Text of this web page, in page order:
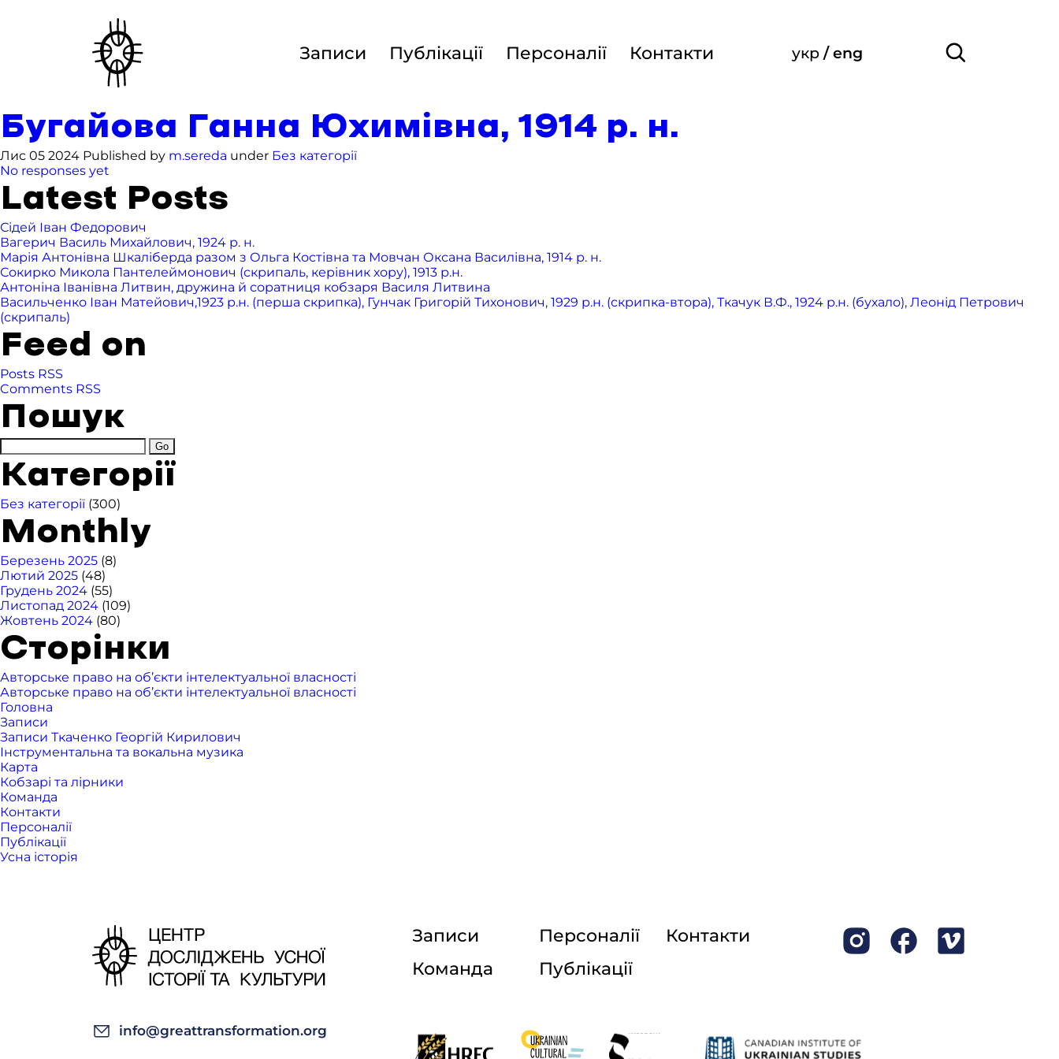
Записи Публікації Персоналії Контакти укр / eng
Бугайова Ганна Юхимівна, 1914 р. н.
Лис 05 2024 Published by m.sereda under Без категорії
No responses yet
Latest Posts
Сідей Іван Федорович
Вагерич Василь Михайлович, 1924 р. н.
Марія Антонівна Шкаліберда разом з Ольга Костівна та Мовчан Оксана Василівна, 1914 р. н.
Сокирко Микола Пантелеймонович (скрипаль, керівник хору), 1913 р.н.
Антоніна Іванівна Литвин, дружина й соратниця кобзаря Василя Литвина
Васильченко Іван Матейович,1923 р.н. (перша скрипка), Гунчак Григорій Тихонович, 1929 р.н. (скрипка-втора), Ткачук В.Ф., 1924 р.н. (бухало), Леонід Петрович
(скрипаль)
Feed on
Posts RSS
Comments RSS
Пошук
Категорії
Без категорії (300)
Monthly
Березень 2025 (8)
Лютий 2025 (48)
Грудень 2024 (55)
Листопад 2024 (109)
Жовтень 2024 (80)
Сторінки
Авторське право на об’єкти інтелектуальної власності
Авторське право на об’єкти інтелектуальної власності
Головна
Записи
Записи Ткаченко Георгій Кирилович
Інструментальна та вокальна музика
Карта
Кобзарі та лірники
Команда
Контакти
Персоналії
Публікації
Усна історія
Записи
Команда
Персоналії
Публікації
Контакти
info@greattransformation.org